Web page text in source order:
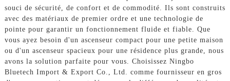
souci de sécurité, de confort et de commodité. Ils sont construits
avec des matériaux de premier ordre et une technologie de
pointe pour garantir un fonctionnement fluide et fiable. Que
vous ayez besoin d'un ascenseur compact pour une petite maison
ou d'un ascenseur spacieux pour une résidence plus grande, nous
avons la solution parfaite pour vous. Choisissez Ningbo
Bluetech Import & Export Co., Ltd. comme fournisseur en gros